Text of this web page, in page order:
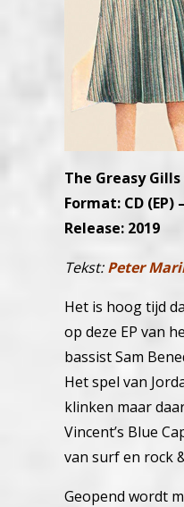
The Greasy
Format: CD
Release: 2019
Tekst:Peter
Het is hoog tijd
op deze EP van
bassist Sam
Het spel van
klinken maar
Vincent’s Blue
van surf en rock
Geopend wordt